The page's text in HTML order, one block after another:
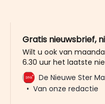
Gratis nieuwsbrief,
Wilt u ook van
6.30 uur het laatste
mailbox? Meld u dan
van De Nieuwe Ster.
gingen u al voor. Het
De Nieuwe Ster
Van onze redactie